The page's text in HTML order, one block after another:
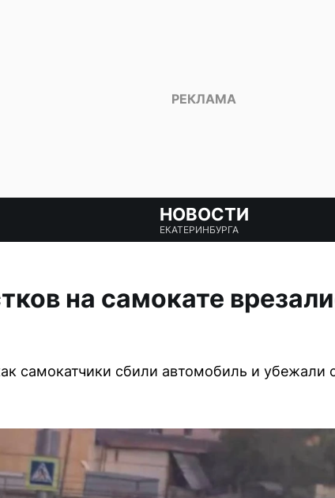
НОВОСТИ
ЕКАТЕРИНБУРГА
на самокате
самокатчики сбили автомобиль и убежали